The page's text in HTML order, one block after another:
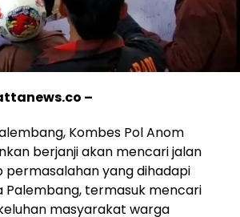
–
Kombes Pol Anom
berjanji akan mencari jalan
permasalahan yang dihadapi
termasuk mencari
masyarakat warga